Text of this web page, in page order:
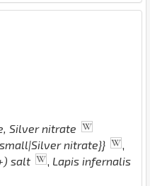
Silver nitrate
nitrate}}
salt
, Lapis infernalis